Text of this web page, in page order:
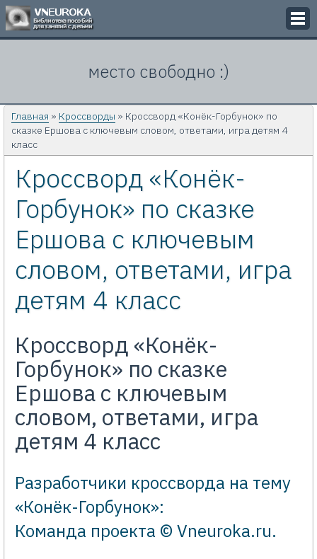
Кроссворды
Презентации
Картинки
Контакты
место свободно :)
Главная » Кроссворды » Кроссворд «Конёк-Горбунок» по
сказке Ершова с ключевым словом, ответами, игра детям 4
класс
Кроссворд «Конёк-
Горбунок» по сказке
Ершова с ключевым
словом, ответами, игра
детям 4 класс
Кроссворд «Конёк-
Горбунок» по сказке
Ершова с ключевым
словом, ответами, игра
детям 4 класс
Разработчики кроссворда на тему
«Конёк-Горбунок»:
Команда проекта © Vneuroka.ru.